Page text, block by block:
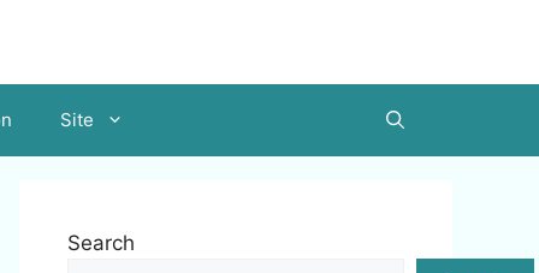
Site
Search